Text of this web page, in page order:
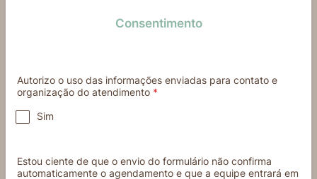
Consentimento
Autorizo o uso das informações enviadas para contato e
organização do atendimento *
Sim
Estou ciente de que o envio do formulário não confirma
automaticamente o agendamento e que a equipe entrará em